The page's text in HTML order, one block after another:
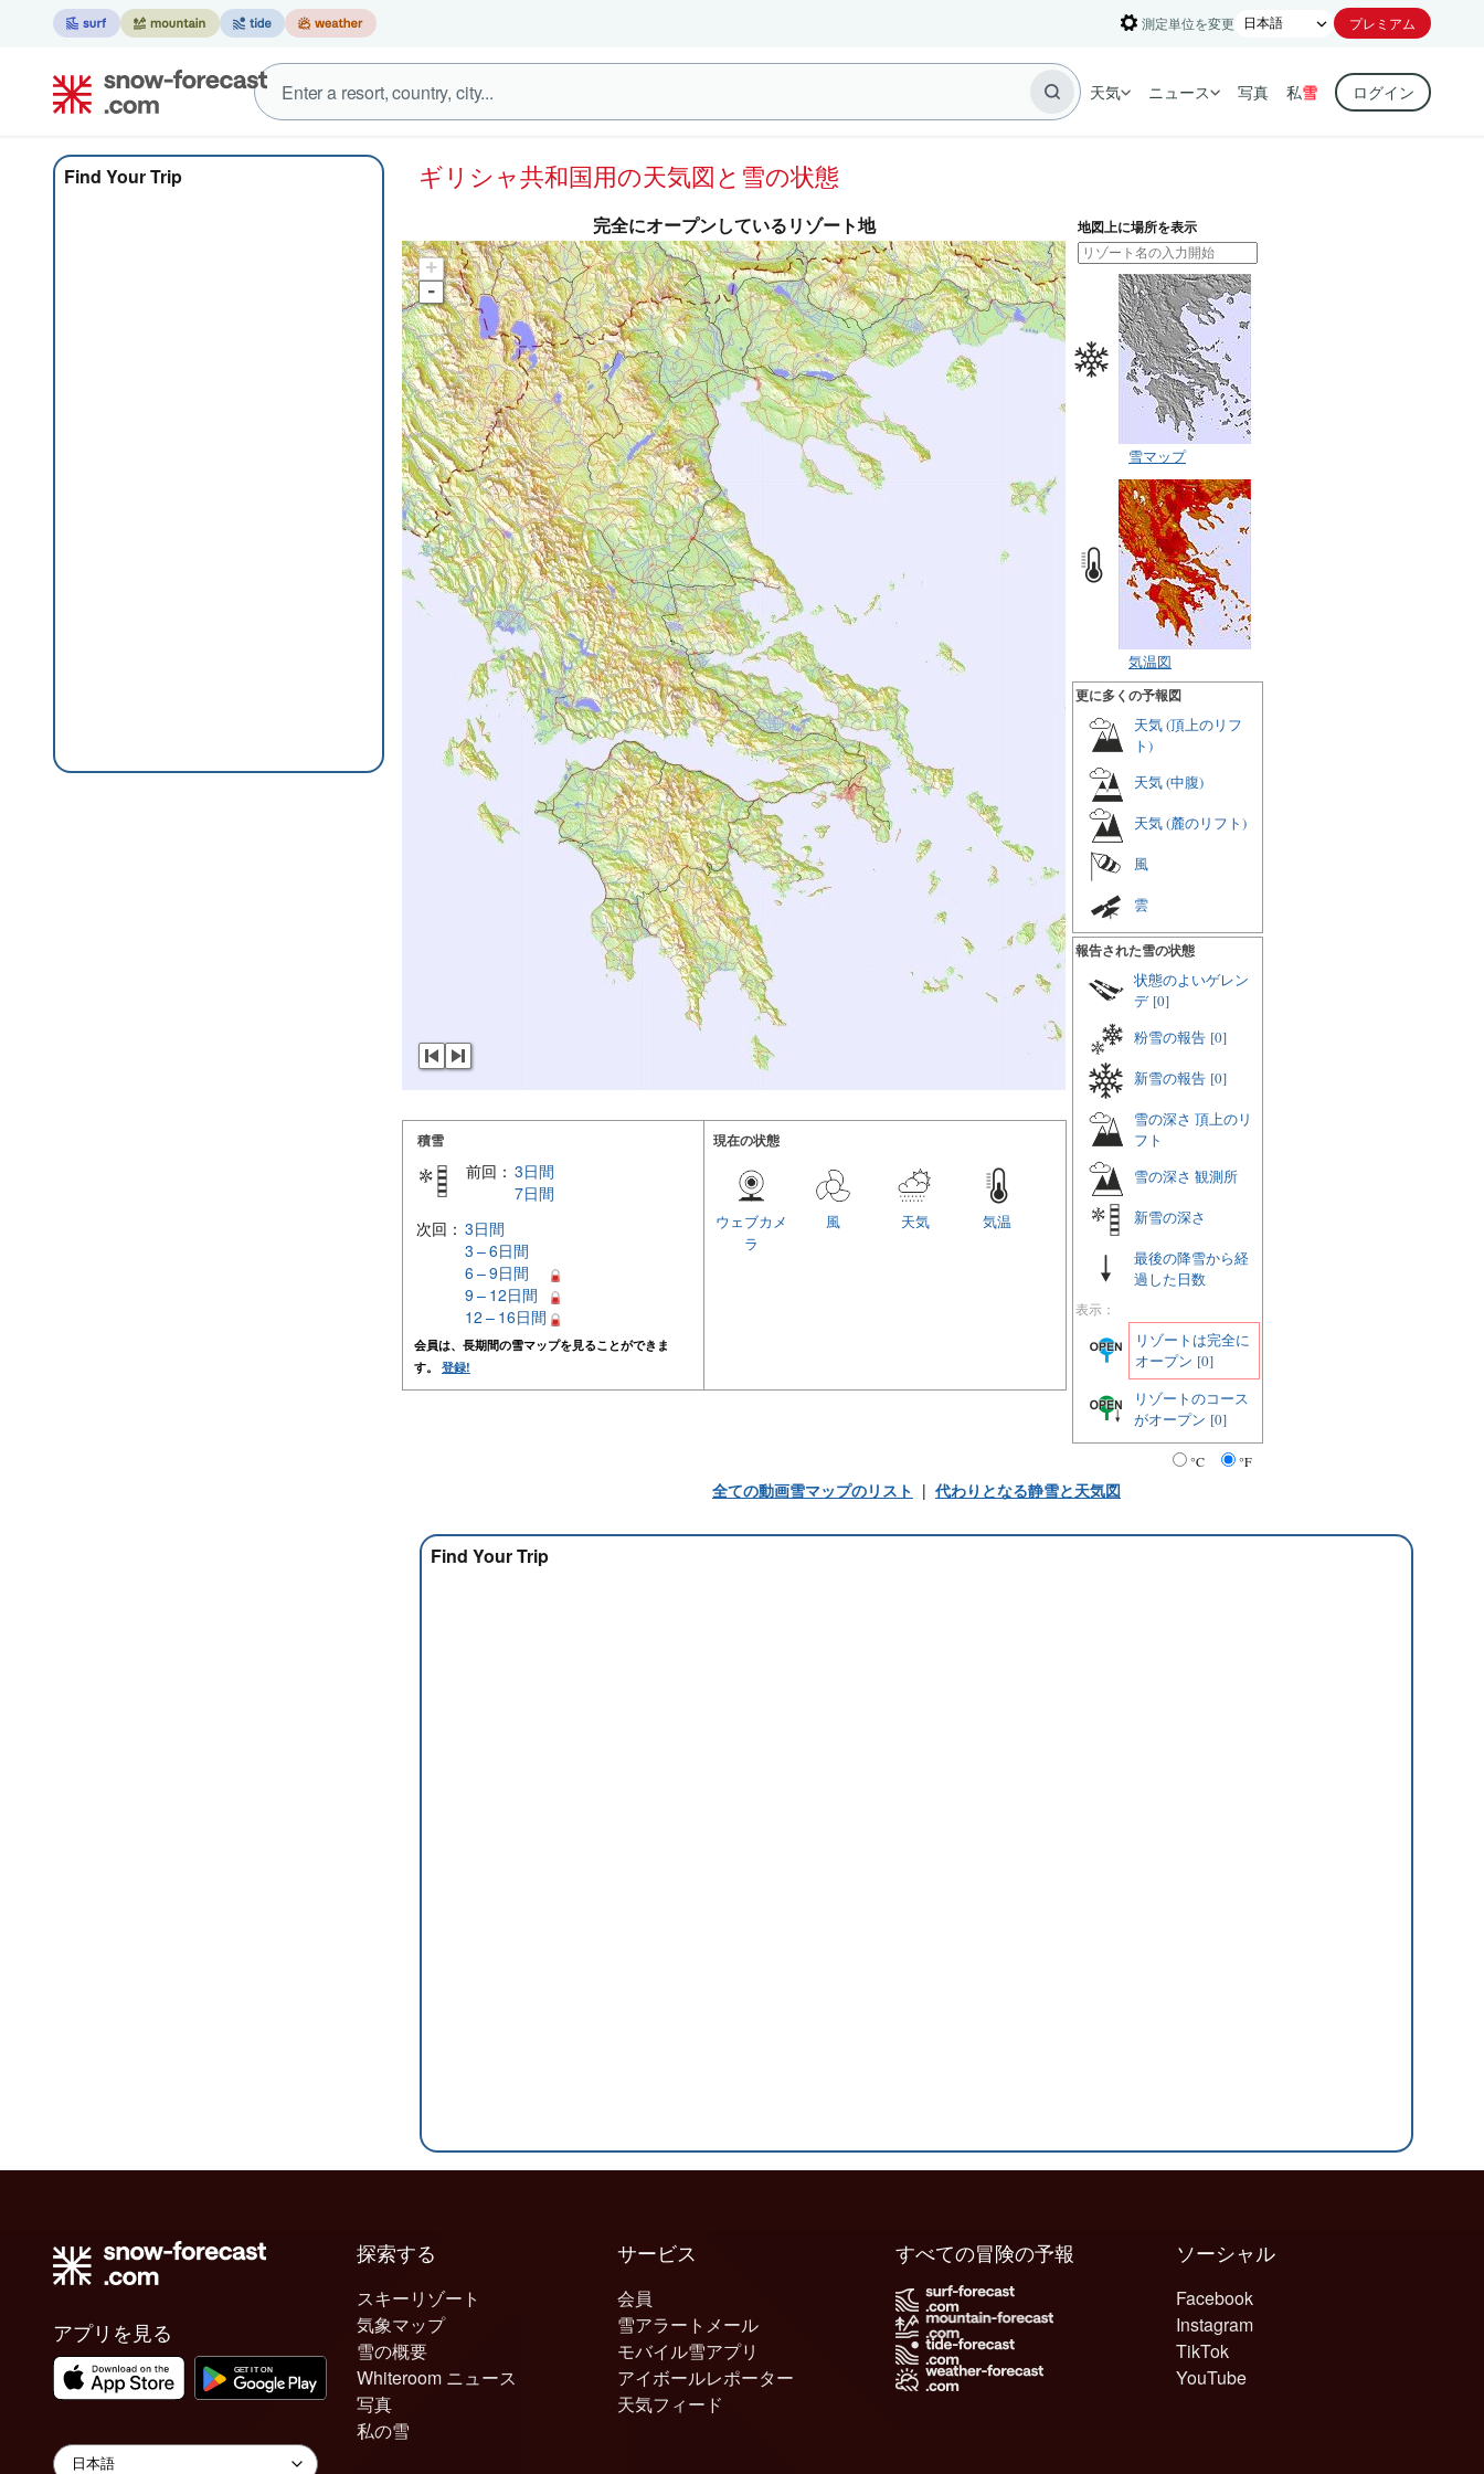
測定単位を変更 プレミアム
天気 ニュース 写真 私雪 ログイン
Find Your Trip ギリシャ共和国用の天気図と雪の状態
完全にオープンしているリゾート地
+
-
積雪
前回： 3日間
7日間
次回： 3日間
3 – 6日間
6 – 9日間
9 – 12日間
12 – 16日間
会員は、長期間の雪マップを見ることができま
す。 登録!
現在の状態
気温
天気
風
ウェブカメ
ラ
地図上に場所を表示
雪マップ
気温図
更に多くの予報図
天気 (頂上のリフ
ト)
天気 (中腹)
天気 (麓のリフト)
風
雲
報告された雪の状態
状態のよいゲレン
デ [0]
粉雪の報告 [0]
新雪の報告 [0]
雪の深さ 頂上のリ
フト
雪の深さ 観測所
新雪の深さ
最後の降雪から経
過した日数
表示：
リゾートは完全に
オープン [0]
リゾートのコース
がオープン [0]
°C °F
全ての動画雪マップのリスト | 代わりとなる静雪と天気図
Find Your Trip
アプリを見る
探索する
スキーリゾート
気象マップ
雪の概要
Whiteroom ニュース
写真
私の雪
サービス
会員
雪アラートメール
モバイル雪アプリ
アイボールレポーター
天気フィード
ソーシャル
Facebook
Instagram
TikTok
YouTube
すべての冒険の予報